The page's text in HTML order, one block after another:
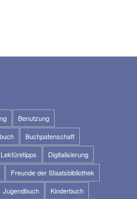
Benutzung
Buchpatenschaft
Digitalisierung
Freunde der Staatsbibliothek
Jugendbuch
Kinderbuch